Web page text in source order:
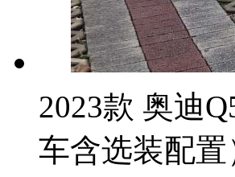
2023款 奥迪
车含选装配置